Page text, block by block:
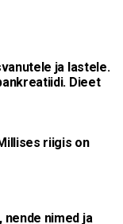
ja lastele.
Dieet
riigis on
nende nimed ja